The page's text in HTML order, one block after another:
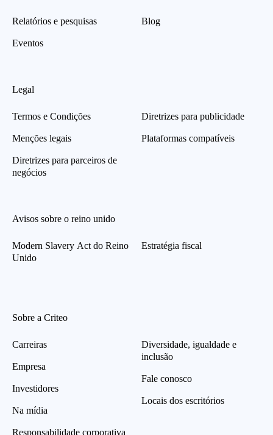
Relatórios e pesquisas
Eventos
Blog
Legal
Termos e Condições
Menções legais
Diretrizes para parceiros de
negócios
Diretrizes para publicidade
Plataformas compatíveis
Avisos sobre o reino unido
Modern Slavery Act do Reino
Unido
Estratégia fiscal
Sobre a Criteo
Carreiras
Empresa
Investidores
Na mídia
Responsabilidade corporativa
Diversidade, igualdade e
inclusão
Fale conosco
Locais dos escritórios